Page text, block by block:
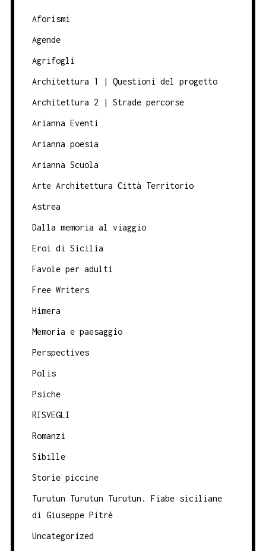
Aforismi
Agende
Agrifogli
Architettura 1 | Questioni del progetto
Architettura 2 | Strade percorse
Arianna Eventi
Arianna poesia
Arianna Scuola
Arte Architettura Città Territorio
Astrea
Dalla memoria al viaggio
Eroi di Sicilia
Favole per adulti
Free Writers
Himera
Memoria e paesaggio
Perspectives
Polis
Psiche
RISVEGLI
Romanzi
Sibille
Storie piccine
Turutun Turutun Turutun. Fiabe siciliane
di Giuseppe Pitrè
Uncategorized